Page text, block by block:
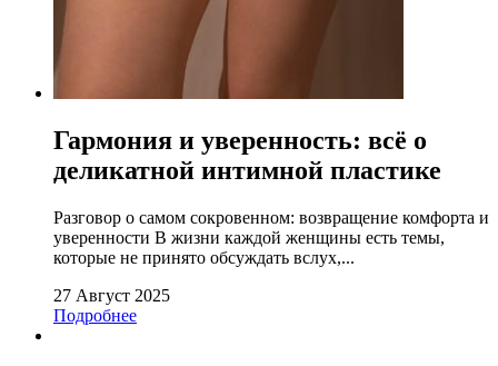
Гармония и уверенность: всё о
деликатной интимной пластике
Разговор о самом сокровенном: возвращение комфорта и
уверенности В жизни каждой женщины есть темы,
которые не принято обсуждать вслух,...
27 Август 2025
Подробнее